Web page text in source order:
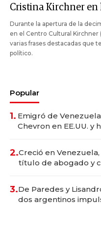
Cristina Kirchner en
Durante la apertura de la
en el Centro Cultural Kirchner
varias frases destacadas que
político.
Popular
1. Emigró de
Chevron en EE.UU. y
2.Creció en
título de abogado y
3.De Paredes y
dos argentinos